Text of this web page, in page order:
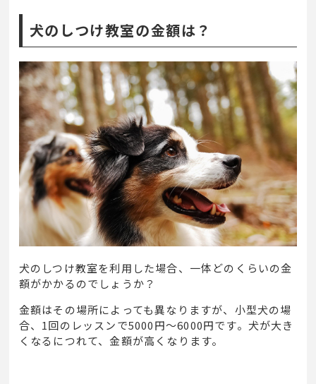
犬のしつけ教室の金額は？
犬のしつけ教室を利用した場合、一体どのくらいの金
額がかかるのでしょうか？
金額はその場所によっても異なりますが、小型犬の場
合、 1回のレッスンで5000円～6000円です。犬が大き
くなるにつれて、金額が高くなります。